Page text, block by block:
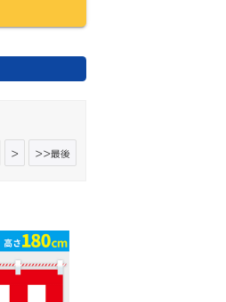
> >>最後